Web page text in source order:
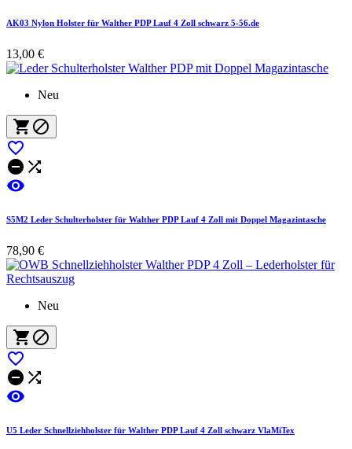
AK03 Nylon Holster für Walther PDP Lauf 4 Zoll schwarz 5-56.de
13,00 €
Neu
 

 

S5M2 Leder Schulterholster für Walther PDP Lauf 4 Zoll mit Doppel Magazintasche
78,90 €
Neu
 

 

U5 Leder Schnellziehholster für Walther PDP Lauf 4 Zoll schwarz VlaMiTex